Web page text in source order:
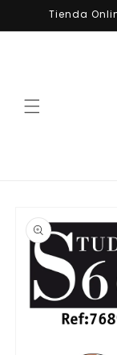
directamente
al contenido
Tienda
información
del producto